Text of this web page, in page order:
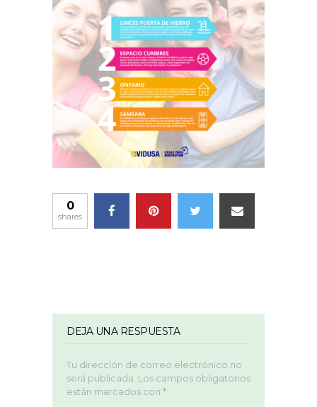
0
shares
DEJA UNA RESPUESTA
Tu dirección de correo electrónico no
será publicada. Los campos obligatorios
están marcados con *